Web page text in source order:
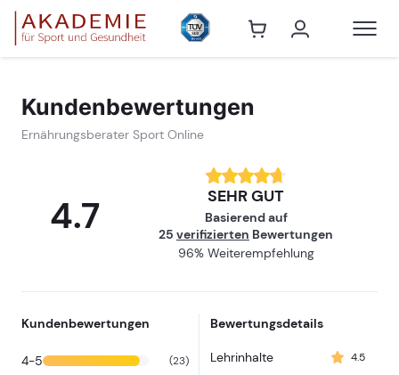
Kundenbewertungen
Ernährungsberater Sport Online
4.7 SEHR GUT
Basierend auf
25 verifizierten Bewertungen
96% Weiterempfehlung
Kundenbewertungen
4-5 (23)
Bewertungsdetails
Lehrinhalte 4.5